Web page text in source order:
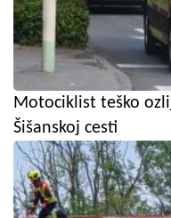
Motociklist teško
Šišanskoj cesti